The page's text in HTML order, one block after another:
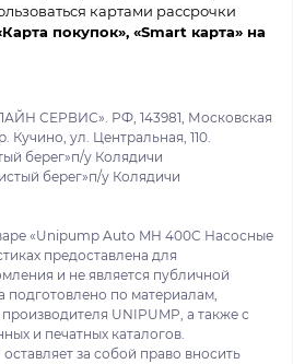
картами рассрочки
покупок», «Smart карта» на
СЕРВИС». РФ, 143981, Московская
Кучино, ул. Центральная, 110.
берег»п/у Колядичи
берег»п/у Колядичи
«Unipump Auto MH 400C Насосные
предоставлена для
и не является публичной
подготовлено по материалам,
UNIPUMP, а также с
и печатных каталогов.
за собой право вносить